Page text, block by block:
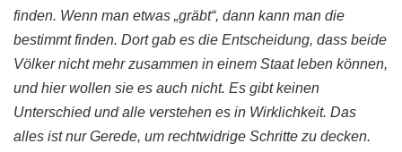
finden. Wenn man etwas „gräbt“, dann kann man die
bestimmt finden. Dort gab es die Entscheidung, dass beide
Völker nicht mehr zusammen in einem Staat leben können,
und hier wollen sie es auch nicht. Es gibt keinen
Unterschied und alle verstehen es in Wirklichkeit. Das
alles ist nur Gerede, um rechtwidrige Schritte zu decken.